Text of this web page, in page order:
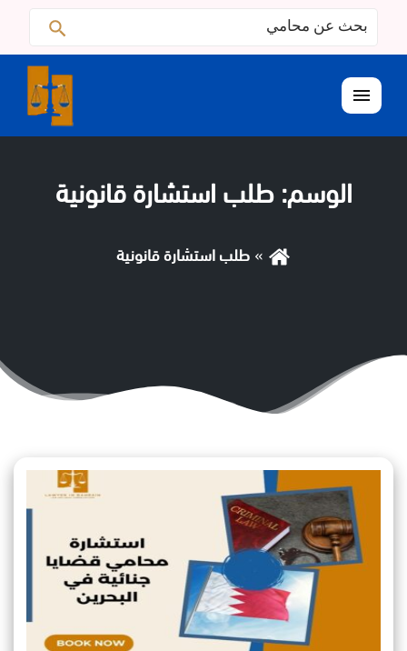
البحث
عن:
القائمة
الوسم:طلب استشارة قانونية
طلب استشارة قانونية